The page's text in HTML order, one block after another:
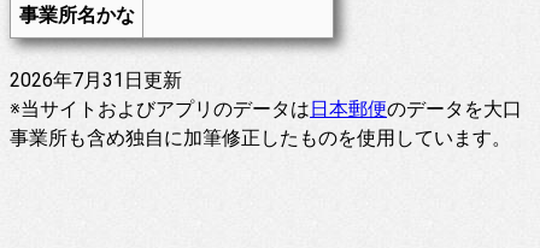
事業所名かな
2026年7月31日更新
※当サイトおよびアプリのデータは日本郵便のデータを大口
事業所も含め独自に加筆修正したものを使用しています。